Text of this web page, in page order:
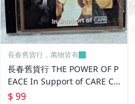
長春舊貨行，萬物皆有
長春舊貨行 THE POWER OF P
EACE In Support of CARE CD
殼有損(Z345)
$ 99